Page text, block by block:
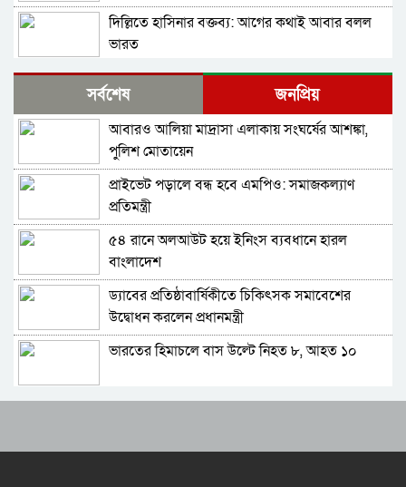
দিল্লিতে হাসিনার বক্তব্য: আগের কথাই আবার বলল
ভারত
বাংলাদেশ-পাকিস্তানসহ ১৩ দেশের জোট, কমান্ডার
নিয়োগ দিল সৌদি আরব
ভারতের চিকেন নেক নিয়ে নতুন পরিকল্পনা
শুভেন্দুর কৌশলে বদলে যাচ্ছে পশ্চিমবঙ্গের রাজনীতির
সমীকরণ
বাংলাদেশের সঙ্গে ফারাক্কা চুক্তি নবায়ন না করার দাবি
ভারতীয় এমপির
মোদিকে নেতানিয়াহুর ফোন; ইসরায়েলের সঙ্গে ঘনিষ্ট
সম্পর্ক গড়তে চায় ভারত
পাকিস্তানে প্রধান ৩ শহরের বাইরে সংবাদ সংগ্রহে
সর্বশেষ জনপ্রিয়
আবারও আলিয়া মাদ্রাসা এলাকায় সংঘর্ষের আশঙ্কা,
পুলিশ মোতায়েন
প্রাইভেট পড়ালে বন্ধ হবে এমপিও: সমাজকল্যাণ
প্রতিমন্ত্রী
৫৪ রানে অলআউট হয়ে ইনিংস ব্যবধানে হারল
বাংলাদেশ
ড্যাবের প্রতিষ্ঠাবার্ষিকীতে চিকিৎসক সমাবেশের
উদ্বোধন করলেন প্রধানমন্ত্রী
ভারতের হিমাচলে বাস উল্টে নিহত ৮, আহত ১০
ট্রাম্পের ‘অবৈধ ইরান যুদ্ধ’ বন্ধে মার্কিন সিনেটরদের